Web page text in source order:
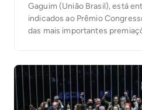
Gaguim (União Brasil), está
indicados ao Prêmio
das mais importantes
escolha dos deputados e
destacaram no […]